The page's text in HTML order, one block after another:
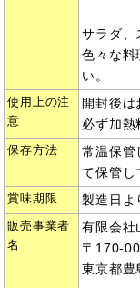
サラダ、
色々な料
い。
使用上の注
意
開封後は
必ず加熱
保存方法
常温保管
て保管し
賞味期限 製造日よ
販売事業者
名
有限会社
〒170-
東京都豊